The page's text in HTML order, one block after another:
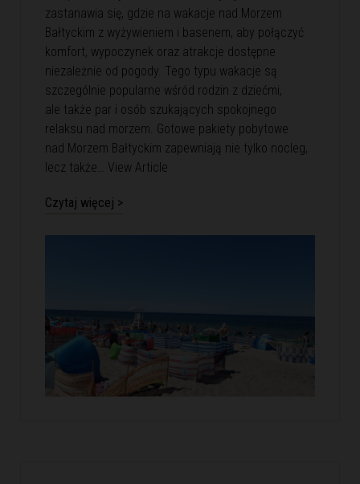
zastanawia się, gdzie na wakacje nad Morzem
Bałtyckim z wyżywieniem i basenem, aby połączyć
komfort, wypoczynek oraz atrakcje dostępne
niezależnie od pogody. Tego typu wakacje są
szczególnie popularne wśród rodzin z dziećmi,
ale także par i osób szukających spokojnego
relaksu nad morzem. Gotowe pakiety pobytowe
nad Morzem Bałtyckim zapewniają nie tylko nocleg,
lecz także… View Article
Czytaj więcej >